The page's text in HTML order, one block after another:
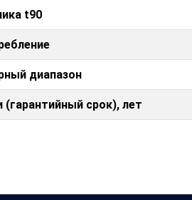
t90
диапазон
(гарантийный срок), лет